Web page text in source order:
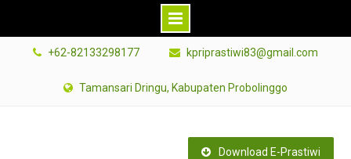
+62-82133298177 kpriprastiwi83@gmail.com
Tamansari Dringu, Kabupaten Probolinggo
Download E-Prastiwi